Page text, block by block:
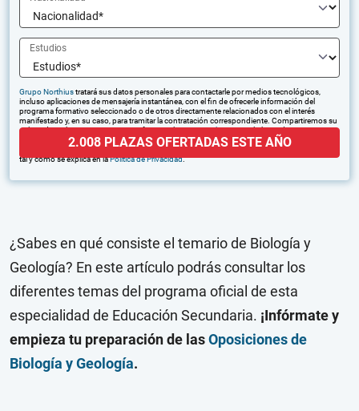
Estudios
Grupo Northiustratará sus datos personales para contactarle por medios tecnológicos,
incluso aplicaciones de mensajería instantánea, con el fin de ofrecerle información del
programa formativo seleccionado o de otros directamente relacionados con el interés
manifestado y, en su caso, para tramitar la contratación correspondiente. Compartiremos su
solicitud con las empresas que conforman el
puedan hacerle llegar la mejor oferta de productos y servicios de acuerdo a su petición.
tal y como se explica en laPolítica de Privacidad.
2.008 PLAZAS OFERTADAS ESTE AÑO
¿Sabes en qué consiste el temario de Biología y
Geología? En este artículo podrás consultar los
diferentes temas del programa oficial de esta
especialidad de Educación Secundaria. ¡Infórmate y
empieza tu preparación de lasOposiciones de
Biología y Geología.